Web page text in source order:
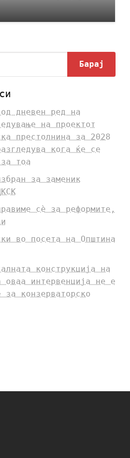
Барај
дневен ред на
на проектот
престолнина за 2028
кога ќе се
тоа
за заменик
сè за реформите,
во посета на Општина
конструкција на
оваа интервенција не е
за конзерваторско